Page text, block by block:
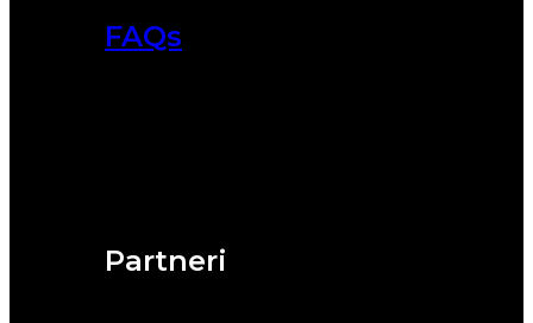
Partneri
FAQs